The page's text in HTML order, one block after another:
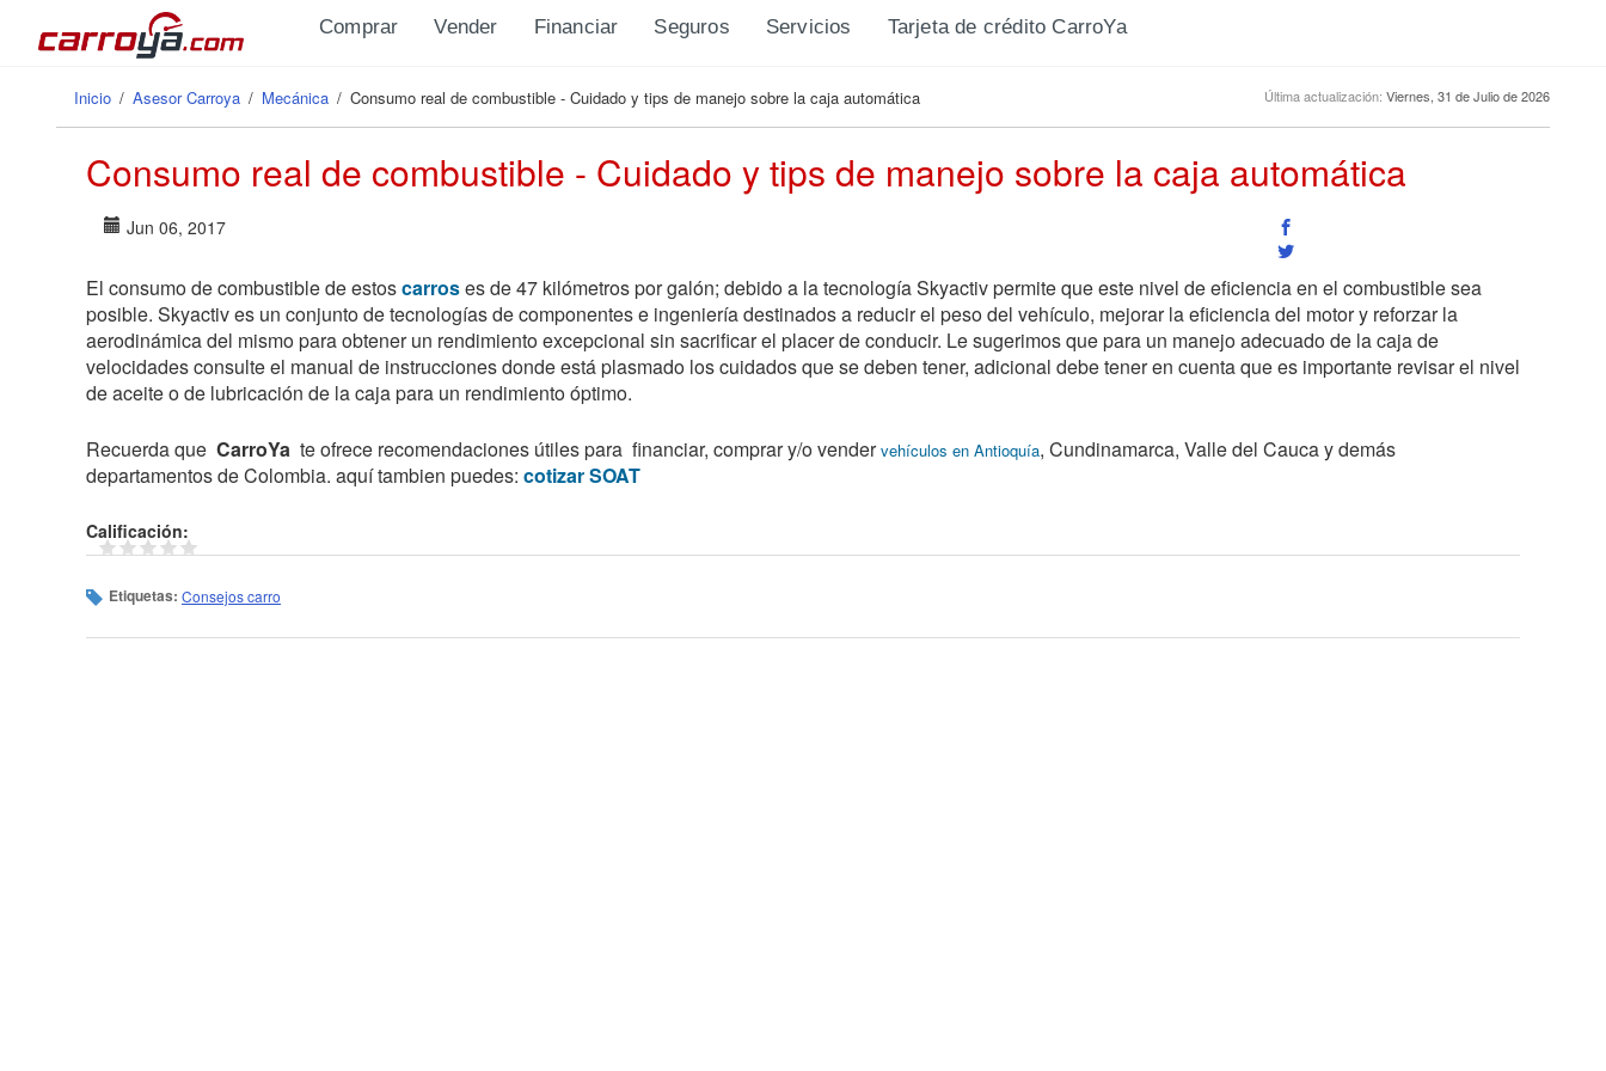
Pasar al contenido principal
Comprar Vender Financiar Seguros Servicios Tarjeta de crédito CarroYa
Se encuentra usted aquí
Inicio / Asesor Carroya / Mecánica / Consumo real de combustible - Cuidado y tips de manejo sobre la caja automática Última actualización: Viernes, 31 de Julio de 2026
Consumo real de combustible - Cuidado y tips de manejo sobre la caja automática
Jun 06, 2017
El consumo de combustible de estoscarroses de 47 kilómetros por galón; debido a la tecnología Skyactiv permite que este nivel de eficiencia en el combustible sea
posible. Skyactiv es un conjunto de tecnologías de componentes e ingeniería destinados a reducir el peso del vehículo, mejorar la eficiencia del motor y reforzar la
aerodinámica del mismo para obtener un rendimiento excepcional sin sacrificar el placer de conducir. Le sugerimos que para un manejo adecuado de la caja de
velocidades consulte el manual de instrucciones donde está plasmado los cuidados que se deben tener, adicional debe tener en cuenta que es importante revisar el nivel
de aceite o de lubricación de la caja para un rendimiento óptimo.
Recuerda que CarroYa te ofrece recomendaciones útiles para financiar, comprar y/o vendervehículos en Antioquía, Cundinamarca, Valle del Cauca y demás
departamentos de Colombia. aquí tambien puedes: cotizar SOAT
Calificación:
Etiquetas: Consejos carro